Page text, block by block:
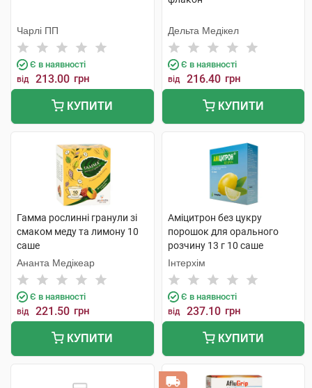
Чарлі ПП
Є в наявності
від 213.00 грн
КУПИТИ
Дельта Медікел
Є в наявності
від 216.40 грн
КУПИТИ
Гамма рослинні гранули зі
смаком меду та лимону 10
саше
Ананта Медікеар
Є в наявності
від 221.50 грн
КУПИТИ
Аміцитрон без цукру
порошок для орального
розчину 13 г 10 саше
Інтерхім
Є в наявності
від 237.10 грн
КУПИТИ